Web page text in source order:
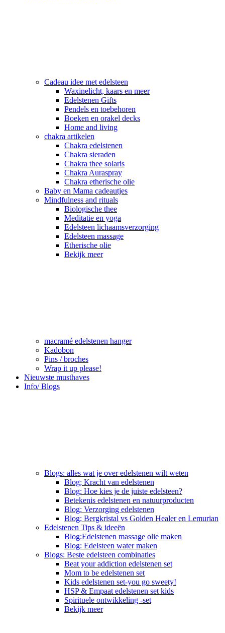
Cadeau idee met edelsteen
Waxinelicht, kaars en meer
Edelstenen Gifts
Pendels en toebehoren
Boeken en orakel decks
Home and living
chakra artikelen
Chakra edelstenen
Chakra sieraden
Chakra thee solaris
Chakra Auraspray
Chakra etherische olie
Baby en Mama cadeautjes
Mindfulness and rituals
Biologische thee
Meditatie en yoga
Edelsteen lichaamsverzorging
Edelsteen massage
Etherische olie
Bekijk meer
macramé edelstenen hanger
Kadobon
Pins / broches
Wrap it up please!
Nieuwste musthaves
Info/ Blogs
Blogs: alles wat je over edelstenen wilt weten
Blog; Kracht van edelstenen
Blog: Hoe kies je de juiste edelsteen?
Betekenis edelstenen en natuurproducten
Blog: Verzorging edelstenen
Blog; Bergkristal vs Golden Healer en Lemurian
Edelstenen Tips & ideeën
Blog:Edelstenen massage olie maken
Blog: Edelsteen water maken
Blogs: Beste edelsteen combinaties
Beat your addiction edelstenen set
Mom to be edelstenen set
Kids edelstenen set-you go sweety!
HSP & Empaat edelstenen set kids
Spirituele ontwikkeling -set
Bekijk meer